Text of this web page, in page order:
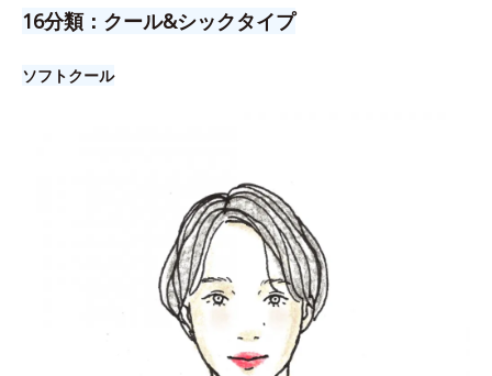
16分類：クール&シックタイプ
ソフトクール